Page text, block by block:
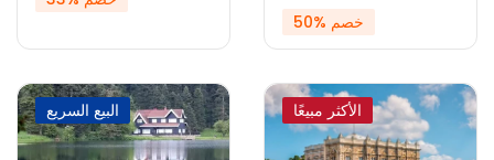
خصم %50
البيع السريع الأكثر مبيعًا